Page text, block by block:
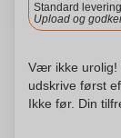
Standard levering
Upload og
Vær ikke urolig!
udskrive først
Ikke før. Din